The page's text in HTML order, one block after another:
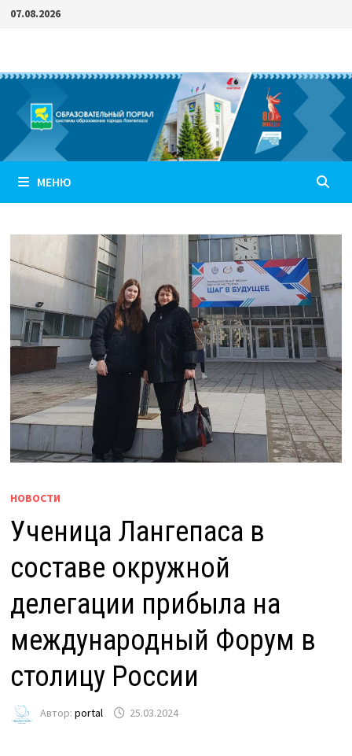
Перейти
07.08.2026
МЕНЮ
НОВОСТИ
Ученица Лангепаса в
составе окружной
делегации прибыла на
международный Форум в
столицу России
Автор: portal 25.03.2024